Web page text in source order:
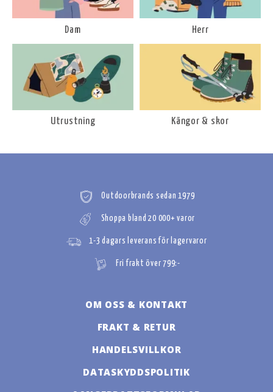
Dam Herr
Utrustning Kängor & skor
Outdoorbrands sedan 1979
Shoppa bland 20 000+ varor
1-3 dagars leverans för lagervaror
Fri frakt över 799:-
OM OSS & KONTAKT
FRAKT & RETUR
HANDELSVILLKOR
DATASKYDDSPOLITIK